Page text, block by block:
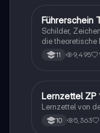
historischen
Lerntipps
Führerschein
Schilder,
die theoretische
11 9,495
Mathe
Lernzettel ZP
Lernzettel von
10 5,363